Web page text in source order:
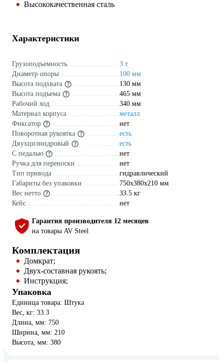
Высококачественная сталь
Характеристики
Грузоподъемность
3 т
Диаметр опоры
100 мм
Высота подхвата
130 мм
Высота подъема
465 мм
Рабочий ход
340 мм
Материал корпуса
металл
Фиксатор
нет
Поворотная рукоятка
есть
Двухцилиндровый
есть
С педалью
нет
Ручка для переноски
нет
Тип привода
гидравлический
Габариты без упаковки
750х380х210 мм
Вес нетто
33.5 кг
Кейс
нет
Гарантия производителя 12 месяцев
на товары AV Steel
Комплектация
Домкрат;
Двух-составная рукоять;
Инструкция;
Упаковка
Единица товара: Штука
Вес, кг: 33.3
Длина, мм: 750
Ширина, мм: 210
Высота, мм: 380